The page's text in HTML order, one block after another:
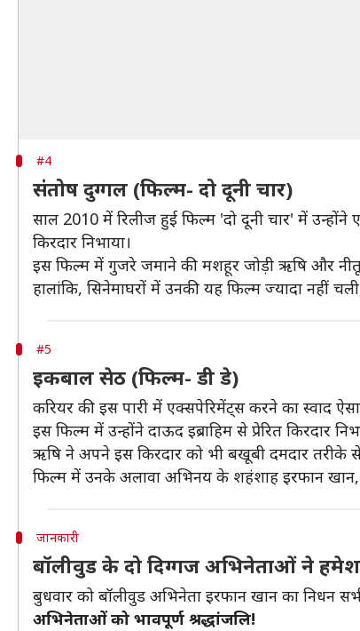
#4
संतोष दुग्गल (फिल्म- दो दूनी चार)
साल 2010 में रिलीज हुई फिल्म 'दो दूनी चार' में
किरदार निभाया।
इस फिल्म में गुजरे जमाने की मशहूर जोड़ी ऋषि और नीतू
हालांकि, सिनेमाघरों में उनकी यह फिल्म ज्यादा नहीं
#5
इकबाल सेठ (फिल्म- डी डे)
करियर की इस पारी में एक्सपेरिमेंट्स करने का स्वाद
इस फिल्म में उन्होंने दाऊद इब्राहिम से प्रेरित किरदार
ऋषि ने अपने इस किरदार को भी बखूबी दमदार तरीके से
फिल्म में उनके अलावा अभिनय के शहंशाह इरफान
जानकारी
बॉलीवुड के दो दिग्गज अभिनेताओं ने
बुधवार को बॉलीवुड अभिनेता इरफान खान का निधन
अभिनेताओं को भावपूर्ण श्रद्धांजलि!